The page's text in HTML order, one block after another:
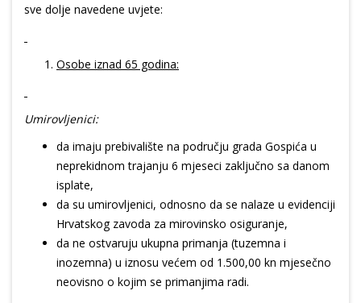
sve dolje navedene uvjete:
Osobe iznad 65 godina:
Umirovljenici:
da imaju prebivalište na području grada Gospića u
neprekidnom trajanju 6 mjeseci zaključno sa danom
isplate,
da su umirovljenici, odnosno da se nalaze u evidenciji
Hrvatskog zavoda za mirovinsko osiguranje,
da ne ostvaruju ukupna primanja (tuzemna i
inozemna) u iznosu većem od 1.500,00 kn mjesečno
neovisno o kojim se primanjima radi.